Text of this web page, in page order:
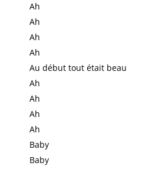
Ah
Ah
Ah
Ah
Au début tout était beau
Ah
Ah
Ah
Ah
Baby
Baby